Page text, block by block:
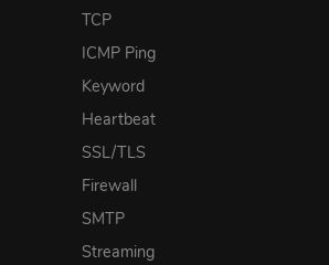
TCP
ICMP Ping
Keyword
Heartbeat
SSL/TLS
Firewall
SMTP
Streaming